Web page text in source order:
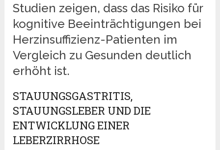
Studien zeigen, dass das Risiko für
kognitive Beeinträchtigungen bei
Herzinsuffizienz-Patienten im
Vergleich zu Gesunden deutlich
erhöht ist.
STAUUNGSGASTRITIS,
STAUUNGSLEBER UND DIE
ENTWICKLUNG EINER
LEBERZIRRHOSE